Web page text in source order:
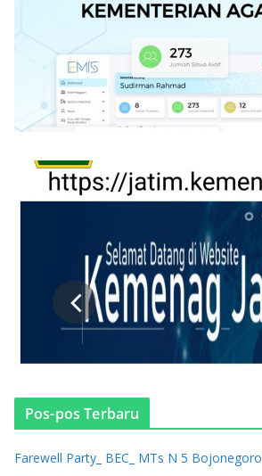
Pos-pos Terbaru
Farewell Party_ BEC_ MTs N 5 Bojonegoro